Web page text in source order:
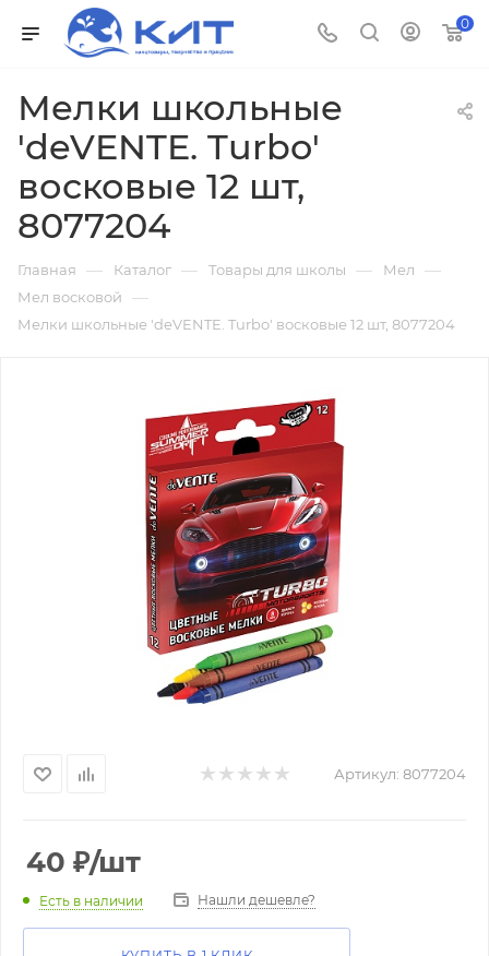
0
Мелки школьные
'deVENTE. Turbo'
восковые 12 шт,
8077204
Главная — Каталог — Товары для школы — Мел —
Мел восковой —
Мелки школьные 'deVENTE. Turbo' восковые 12 шт, 8077204
Артикул: 8077204
40 ₽/шт
Есть в наличии Нашли дешевле?